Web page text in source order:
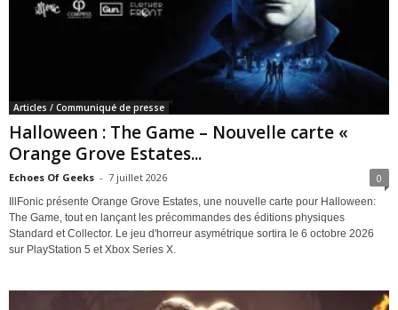
Articles / Communiqué de presse
Halloween : The Game – Nouvelle carte «
Orange Grove Estates...
Echoes Of Geeks - 7 juillet 2026 0
IllFonic présente Orange Grove Estates, une nouvelle carte pour Halloween:
The Game, tout en lançant les précommandes des éditions physiques
Standard et Collector. Le jeu d'horreur asymétrique sortira le 6 octobre 2026
sur PlayStation 5 et Xbox Series X.